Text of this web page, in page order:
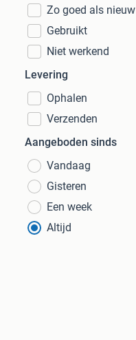
Zo goed als nieuw
Gebruikt
Niet werkend
Levering
Ophalen
Verzenden
Aangeboden sinds
Vandaag
Gisteren
Een week
Altijd